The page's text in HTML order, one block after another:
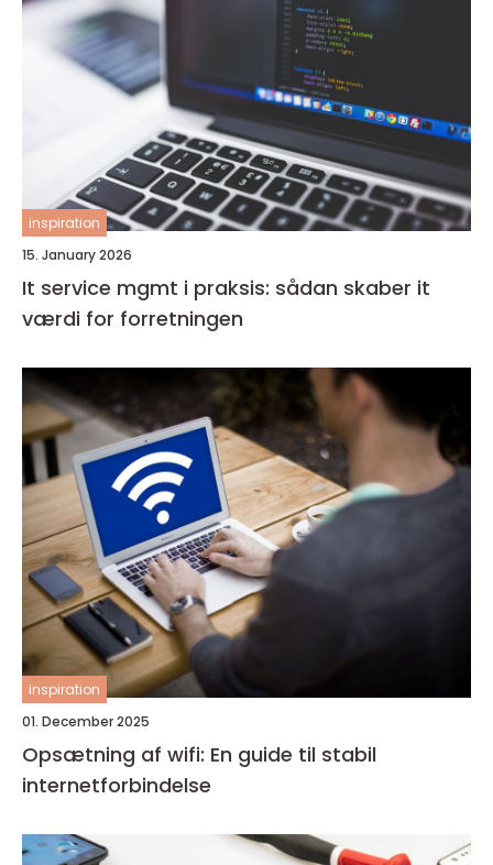
inspiration
15. January 2026
It service mgmt i praksis: sådan skaber it
værdi for forretningen
inspiration
01. December 2025
Opsætning af wifi: En guide til stabil
internetforbindelse